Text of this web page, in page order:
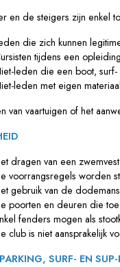
en de steigers zijn enkel
die zich kunnen
tijdens een
leden die een boot, surf-
leden met eigen
van vaartuigen of het
dragen van een
voorrangsregels worden
gebruik van de
poorten en deuren die
fenders mogen als
club is niet aansprakelijk
SURF- EN